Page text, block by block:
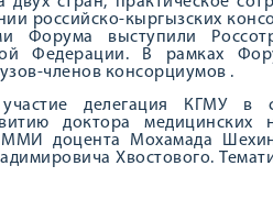
российско-кыргызских
Форума выступили
Федерации. В рамках
членов консорциумов .
делегация КГМУ в
доктора медицинских
ММИ доцента Мохамада
Хвостового.